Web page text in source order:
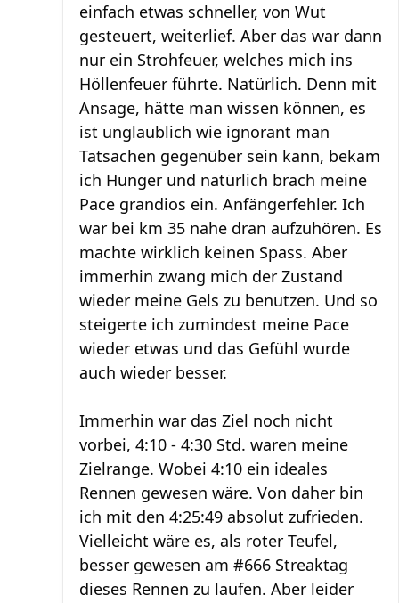
einfach etwas schneller, von Wut
gesteuert, weiterlief. Aber das war dann
nur ein Strohfeuer, welches mich ins
Höllenfeuer führte. Natürlich. Denn mit
Ansage, hätte man wissen können, es
ist unglaublich wie ignorant man
Tatsachen gegenüber sein kann, bekam
ich Hunger und natürlich brach meine
Pace grandios ein. Anfängerfehler. Ich
war bei km 35 nahe dran aufzuhören. Es
machte wirklich keinen Spass. Aber
immerhin zwang mich der Zustand
wieder meine Gels zu benutzen. Und so
steigerte ich zumindest meine Pace
wieder etwas und das Gefühl wurde
auch wieder besser.
Immerhin war das Ziel noch nicht
vorbei, 4:10 - 4:30 Std. waren meine
Zielrange. Wobei 4:10 ein ideales
Rennen gewesen wäre. Von daher bin
ich mit den 4:25:49 absolut zufrieden.
Vielleicht wäre es, als roter Teufel,
besser gewesen am #666 Streaktag
dieses Rennen zu laufen. Aber leider